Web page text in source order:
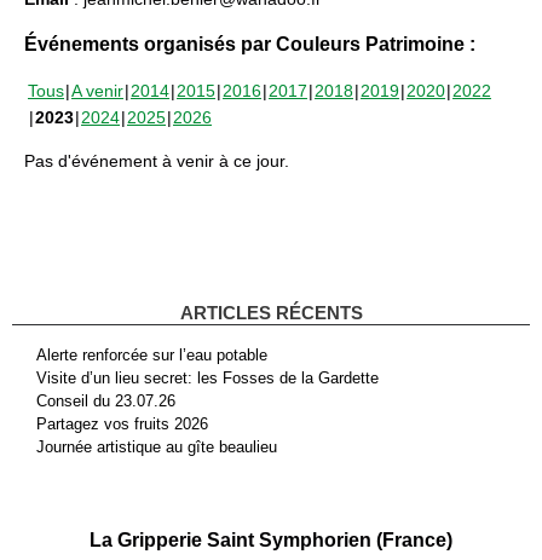
Événements organisés par Couleurs Patrimoine :
Tous A venir 2014 2015 2016 2017 2018 2019 2020 2022
2023 2024 2025 2026
Pas d'événement à venir à ce jour.
ARTICLES RÉCENTS
Alerte renforcée sur l’eau potable
Visite d’un lieu secret: les Fosses de la Gardette
Conseil du 23.07.26
Partagez vos fruits 2026
Journée artistique au gîte beaulieu
La Gripperie Saint Symphorien (France)